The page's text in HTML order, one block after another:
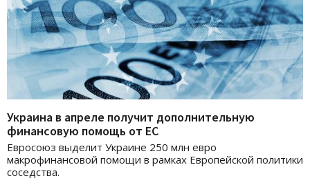
Украина в апреле получит дополнительную
финансовую помощь от ЕС
Евросоюз выделит Украине 250 млн евро
макрофинансовой помощи в рамках Европейской политики
соседства.